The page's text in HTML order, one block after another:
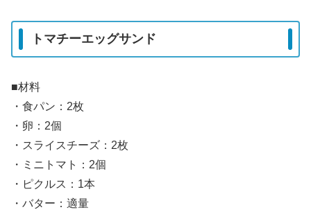
トマチーエッグサンド
■材料
・食パン：2枚
・卵：2個
・スライスチーズ：2枚
・ミニトマト：2個
・ピクルス：1本
・バター：適量